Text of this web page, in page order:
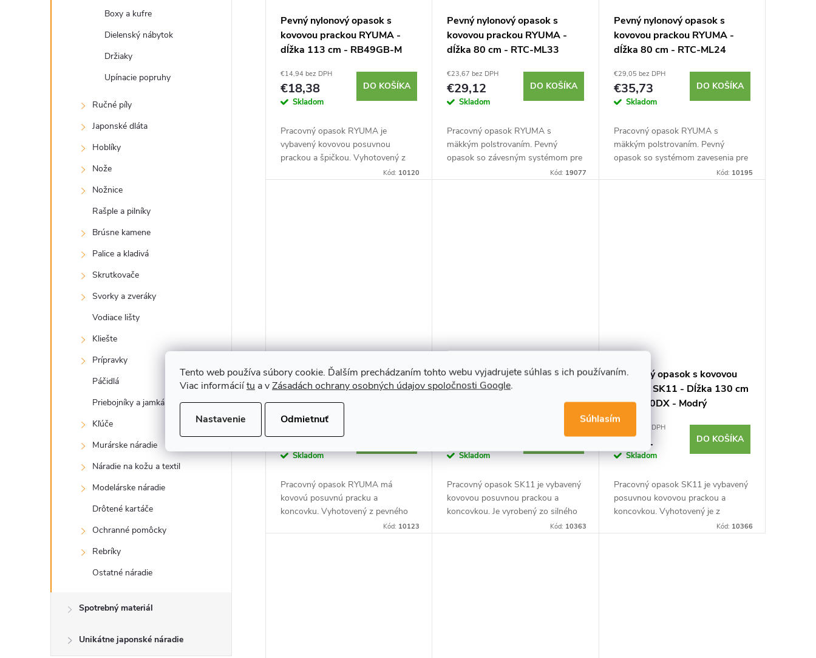
Tento web používa súbory cookie. Ďalším prechádzaním tohto webu vyjadrujete súhlas s ich používaním.
Viac informáciítu a vZásadách ochrany osobných údajov spoločnosti Google.
Nastavenie Odmietnuť Súhlasím
Boxy a kufre
Dielenský nábytok
Držiaky
Upínacie popruhy
Ručné píly
Japonské dláta
Hoblíky
Nože
Nožnice
Rašple a pilníky
Brúsne kamene
Palice a kladivá
Skrutkovače
Svorky a zveráky
Vodiace lišty
Kliešte
Prípravky
Páčidlá
Priebojníky a jamkáre
Kľúče
Murárske náradie
Náradie na kožu a textil
Modelárske náradie
Drôtené kartáče
Ochranné pomôcky
Rebríky
Ostatné náradie
Spotrebný materiál
Unikátne japonské náradie
o
t
Pevný nylonový opasok s
kovovou prackou RYUMA -
dĺžka 113 cm - RB49GB-M
€14,94 bez DPH
€18,38
Skladom
DO KOŠÍKA
Pracovný opasok RYUMA je
vybavený kovovou posuvnou
prackou a špičkou. Vyhotovený z
pevného nylonového pásu so šírkou
Kód: 10120
Pevný nylonový opasok s
kovovou prackou RYUMA -
dĺžka 80 cm - RTC-ML33
€23,67 bez DPH
€29,12
Skladom
DO KOŠÍKA
Pracovný opasok RYUMA s
mäkkým polstrovaním. Pevný
opasok so závesným systémom pre
náradie a príslušenstvo vrátane
Kód: 19077
Pevný nylonový opasok s
kovovou prackou RYUMA -
dĺžka 80 cm - RTC-ML24
€29,05 bez DPH
€35,73
Skladom
DO KOŠÍKA
Pracovný opasok RYUMA s
mäkkým polstrovaním. Pevný
opasok so systémom zavesenia pre
nástroje a príslušenstvo vo forme
Kód: 10195
Pevný nylonový opasok s
kovovou prackou RYUMA -
dĺžka 128 cm - RB49GB-L
€19,21
Skladom
Pracovný opasok RYUMA má
kovovú posuvnú pracku a
koncovku. Vyhotovený z pevného
nylonu so šírkou 5 cm, dokonale
Kód: 10123
Pracovný opasok s kovovou
prackou SK11 - dĺžka 130 cm
Skladom
DO KOŠÍKA
Pracovný opasok SK11 je vybavený
kovovou posuvnou prackou a
koncovkou. Je vyrobený zo silného
nylonového popruhu s šírkou 5 cm,
Kód: 10363
Pracovný opasok s kovovou
prackou SK11 - Dĺžka 130 cm
- SB-S50DX - Modrý
€15,62 bez DPH
€19,21
Skladom
DO KOŠÍKA
Pracovný opasok SK11 je vybavený
posuvnou kovovou prackou a
koncovkou. Vyhotovený je z
pevného nylonového pásu s šírkou
Kód: 10366